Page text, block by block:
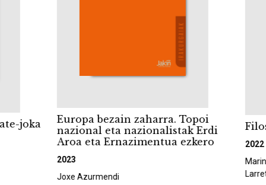
joka
Europa bezain zaharra. Topoi
nazional eta nazionalistak Erdi
Aroa eta Ernazimentua ezkero
2023
Joxe Azurmendi
2022
Marina
Larreta)